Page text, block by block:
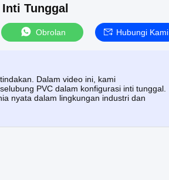
Tunggal
Obrolan Hubungi Kami
Dalam video ini, kami
PVC dalam konfigurasi inti tunggal.
nyata dalam lingkungan industri dan